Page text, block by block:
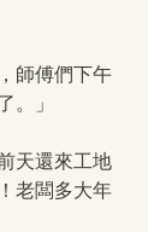
傅們下午
。」
還來工地
老闆多大年